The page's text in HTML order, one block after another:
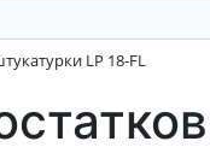
LP 18-FL